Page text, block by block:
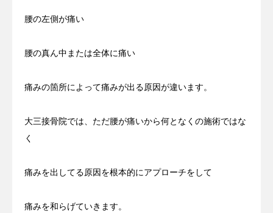
腰の左側が痛い
腰の真ん中または全体に痛い
痛みの箇所によって痛みが出る原因が違います。
大三接骨院では、ただ腰が痛いから何となくの施術ではな
く
痛みを出してる原因を根本的にアプローチをして
痛みを和らげていきます。